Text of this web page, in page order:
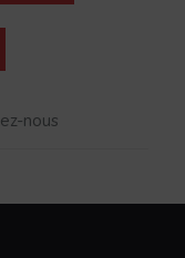
nous